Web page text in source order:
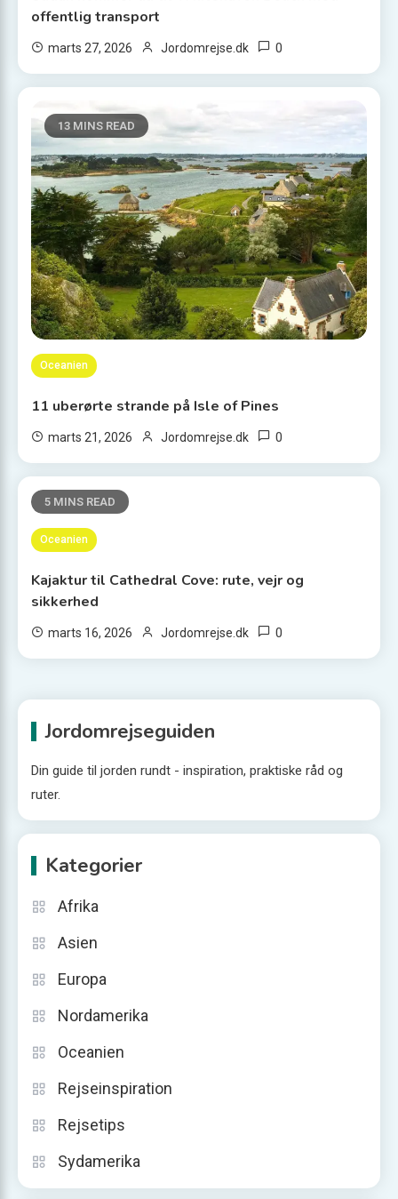
offentlig transport
marts 27, 2026 Jordomrejse.dk 0
13 MINS READ
Oceanien
11 uberørte strande på Isle of Pines
marts 21, 2026 Jordomrejse.dk 0
5 MINS READ
Oceanien
Kajaktur til Cathedral Cove: rute, vejr og
sikkerhed
marts 16, 2026 Jordomrejse.dk 0
Jordomrejseguiden
Din guide til jorden rundt - inspiration, praktiske råd og
ruter.
Kategorier
Afrika
Asien
Europa
Nordamerika
Oceanien
Rejseinspiration
Rejsetips
Sydamerika